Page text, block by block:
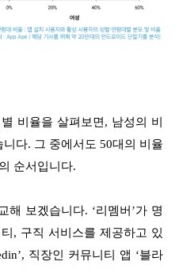
비율을 살펴보면, 남성의 비
다. 그 중에서도 50대의 비율
순서입니다.
해 보겠습니다. ‘리멤버’가 명
, 구직 서비스를 제공하고 있
직장인 커뮤니티 앱 ‘블라